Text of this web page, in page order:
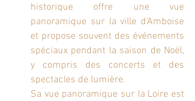
historique offre une vue
panoramique sur la ville d'Amboise
et propose souvent des événements
spéciaux pendant la saison de Noël,
y compris des concerts et des
spectacles de lumière.
Sa vue panoramique sur la Loire est